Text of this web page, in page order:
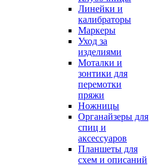
Линейки и
калибраторы
Маркеры
Уход за
изделиями
Моталки и
зонтики для
перемотки
пряжи
Ножницы
Органайзеры для
спиц и
аксессуаров
Планшеты для
схем и описаний